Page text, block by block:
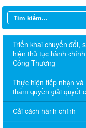
Triển khai chuyển đổi,
hiện thủ tục hành
Công Thương
Thực hiện tiếp nhận
thẩm quyền giải quyết
Cải cách hành chính